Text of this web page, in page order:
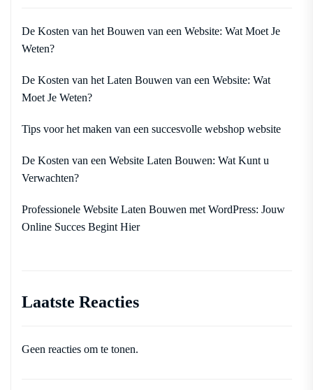
De Kosten van het Bouwen van een Website: Wat Moet Je
Weten?
De Kosten van het Laten Bouwen van een Website: Wat
Moet Je Weten?
Tips voor het maken van een succesvolle webshop website
De Kosten van een Website Laten Bouwen: Wat Kunt u
Verwachten?
Professionele Website Laten Bouwen met WordPress: Jouw
Online Succes Begint Hier
Laatste Reacties
Geen reacties om te tonen.